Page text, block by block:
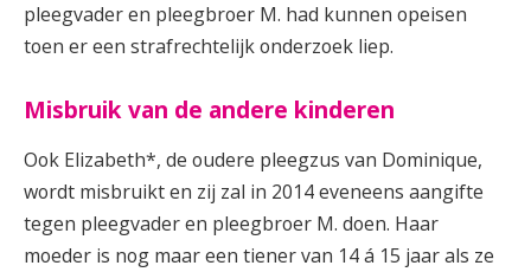
pleegvader en pleegbroer M. had kunnen opeisen
toen er een strafrechtelijk onderzoek liep.
Misbruik van de andere kinderen
Ook Elizabeth*, de oudere pleegzus van Dominique,
wordt misbruikt en zij zal in 2014 eveneens aangifte
tegen pleegvader en pleegbroer M. doen. Haar
moeder is nog maar een tiener van 14 á 15 jaar als ze